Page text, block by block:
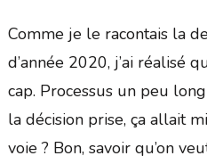
Comme je le racontais la
d’année 2020, j’ai réalisé
cap. Processus un peu
la décision prise, ça allait
voie ? Bon, savoir qu’on